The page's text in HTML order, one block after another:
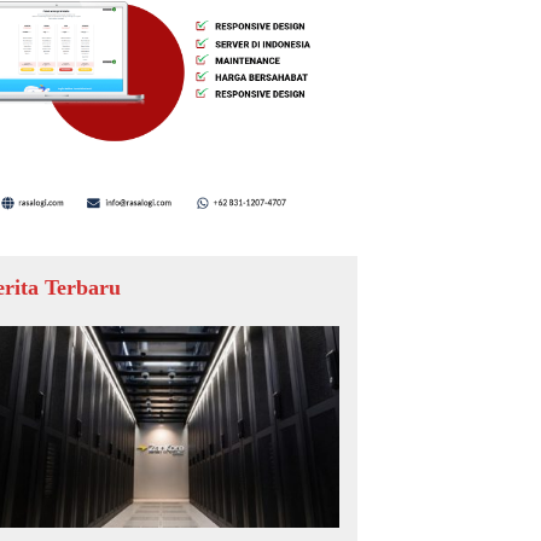
Terbaru